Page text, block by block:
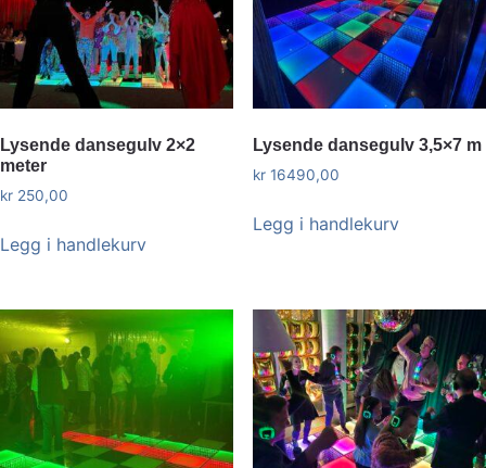
Lysende dansegulv 2×2
meter
kr 250,00
Legg i handlekurv
Lysende dansegulv 3,5×7 m
kr16490,00
Legg i handlekurv